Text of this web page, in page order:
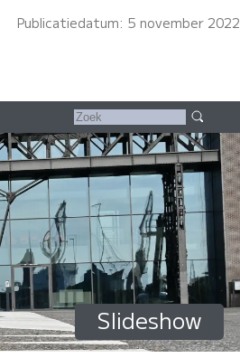
Publicatiedatum: 5 november 2022
Slideshow